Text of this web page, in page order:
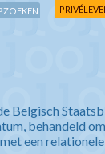
Belgisch
behandeld
een